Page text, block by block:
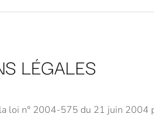
LÉGALES
loi n° 2004-575 du 21 juin 2004